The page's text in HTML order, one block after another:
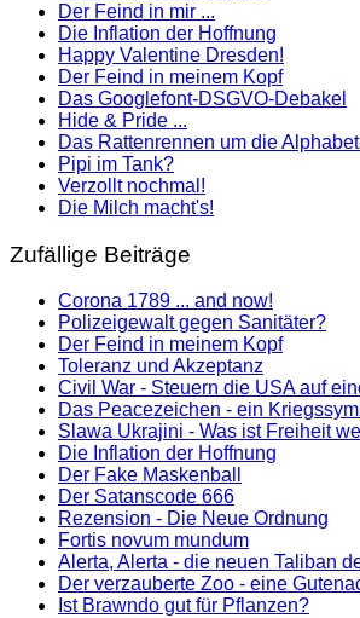
Der Feind in mir ...
Die Inflation der Hoffnung
Happy Valentine Dresden!
Der Feind in meinem Kopf
Das Googlefont-DSGVO-Debakel
Hide & Pride ...
Das Rattenrennen um die
Pipi im Tank?
Verzollt nochmal!
Die Milch macht's!
Zufällige Beiträge
Corona 1789 ... and now!
Polizeigewalt gegen Sanitäter?
Der Feind in meinem Kopf
Toleranz und Akzeptanz
Civil War - Steuern die USA auf
Das Peacezeichen - ein
Slawa Ukrajini - Was ist Freiheit
Die Inflation der Hoffnung
Der Fake Maskenball
Der Satanscode 666
Rezension - Die Neue Ordnung
Fortis novum mundum
Alerta, Alerta - die neuen Taliban
Der verzauberte Zoo - eine
Ist Brawndo gut für Pflanzen?